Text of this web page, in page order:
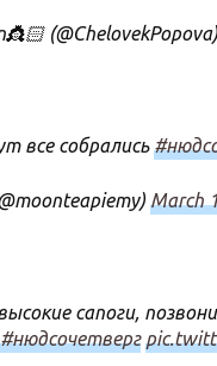
(@ChelovekPopova)
все собрались
March
сапоги,
#нюдсочетверг